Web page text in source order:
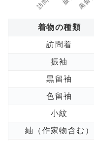
着物の種類
訪問着
振袖
黒留袖
色留袖
小紋
紬（作家物含む）